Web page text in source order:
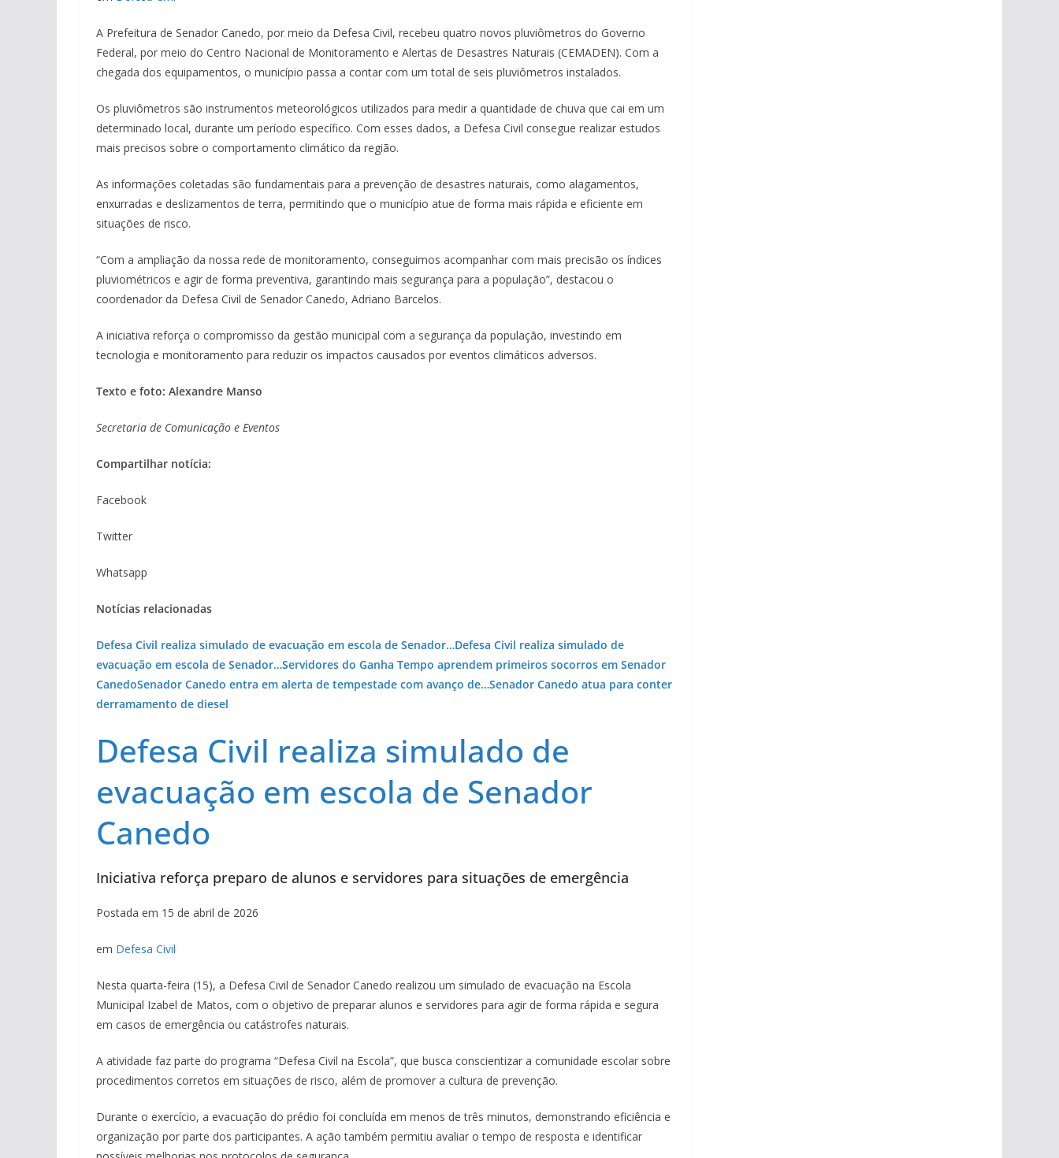
A Prefeitura de Senador Canedo, por meio da Defesa Civil, recebeu quatro novos pluviômetros do Governo
Federal, por meio do Centro Nacional de Monitoramento e Alertas de Desastres Naturais (CEMADEN). Com a
chegada dos equipamentos, o município passa a contar com um total de seis pluviômetros instalados.
Os pluviômetros são instrumentos meteorológicos utilizados para medir a quantidade de chuva que cai em um
determinado local, durante um período específico. Com esses dados, a Defesa Civil consegue realizar estudos
mais precisos sobre o comportamento climático da região.
As informações coletadas são fundamentais para a prevenção de desastres naturais, como alagamentos,
enxurradas e deslizamentos de terra, permitindo que o município atue de forma mais rápida e eficiente em
situações de risco.
“Com a ampliação da nossa rede de monitoramento, conseguimos acompanhar com mais precisão os índices
pluviométricos e agir de forma preventiva, garantindo mais segurança para a população”, destacou o
coordenador da Defesa Civil de Senador Canedo, Adriano Barcelos.
A iniciativa reforça o compromisso da gestão municipal com a segurança da população, investindo em
tecnologia e monitoramento para reduzir os impactos causados por eventos climáticos adversos.
Texto e foto: Alexandre Manso
Secretaria de Comunicação e Eventos
Compartilhar notícia:
Facebook
Twitter
Whatsapp
Notícias relacionadas
Defesa Civil realiza simulado de evacuação em escola de Senador…Defesa Civil realiza simulado de
evacuação em escola de Senador…Servidores do Ganha Tempo aprendem primeiros socorros em Senador
CanedoSenador Canedo entra em alerta de tempestade com avanço de…Senador Canedo atua para conter
derramamento de diesel
Defesa Civil realiza simulado de
evacuação em escola de Senador
Canedo
Iniciativa reforça preparo de alunos e servidores para situações de emergência
Postada em 15 de abril de 2026
em Defesa Civil
Nesta quarta-feira (15), a Defesa Civil de Senador Canedo realizou um simulado de evacuação na Escola
Municipal Izabel de Matos, com o objetivo de preparar alunos e servidores para agir de forma rápida e segura
em casos de emergência ou catástrofes naturais.
A atividade faz parte do programa “Defesa Civil na Escola”, que busca conscientizar a comunidade escolar sobre
procedimentos corretos em situações de risco, além de promover a cultura de prevenção.
Durante o exercício, a evacuação do prédio foi concluída em menos de três minutos, demonstrando eficiência e
organização por parte dos participantes. A ação também permitiu avaliar o tempo de resposta e identificar